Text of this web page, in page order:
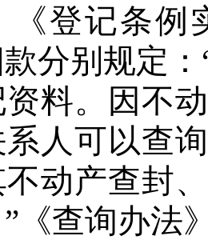
《登记条例
分别规定：
料。因不
人可以查
动产查封
《查询办法